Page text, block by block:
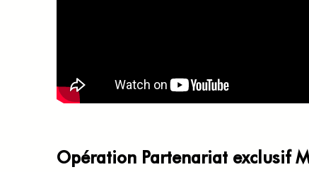
Opération Partenariat exclusif